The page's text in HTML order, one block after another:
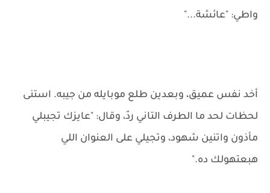
واطي: "عائشة..."
أخد نفس عميق، وبعدين طلع موبايله من جيبه. استنى
لحظات لحد ما الطرف التاني ردّ، وقال: "عايزك تجيبلي
مأذون واتنين شهود، وتجيلي على العنوان اللي
هبعتهولك ده."